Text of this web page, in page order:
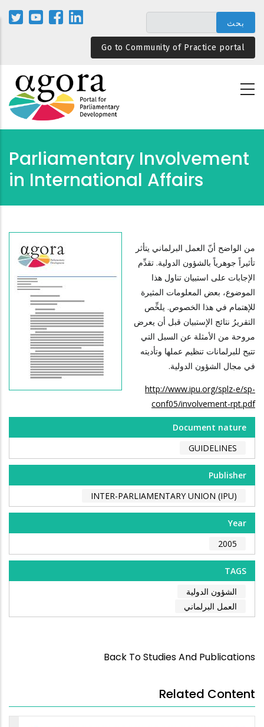
المحتوى
الرئيسيGo to Community of Practice portal
Parliamentary Involvement
in International Affairs
من الواضح أنّ العمل البرلماني يتأثر
تأثيراً جوهرياً بالشؤون الدولية. تقدِّم
الإجابات على استبيان تناول هذا
الموضوع، بعض المعلومات المثيرة
للإهتمام في هذا الخصوص. يلخِّص
التقريرُ نتائج الإستبيان قبل أن يعرض
مروحة من الأمثلة عن السبل التي
تتيح للبرلمانات تنظيم عملها وتأديته
في مجال الشؤون الدولية.
http://www.ipu.org/splz-e/sp-
conf05/involvement-rpt.pdf
Document nature
GUIDELINES
Publisher
INTER-PARLIAMENTARY UNION (IPU)
Year
2005
TAGS
الشؤون الدولية
العمل البرلماني
Back To Studies And Publications
Related Content